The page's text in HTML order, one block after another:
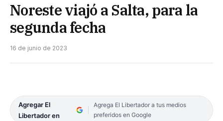
Noreste viajó a Salta, para la
segunda fecha
16 de junio de 2023
Agregar El
Libertador en
Agrega El Libertador a tus medios
preferidos en Google